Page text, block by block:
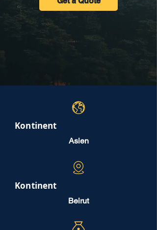
Kontinent
Asien
Kontinent
Beirut